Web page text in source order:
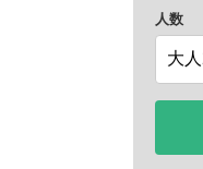
人数